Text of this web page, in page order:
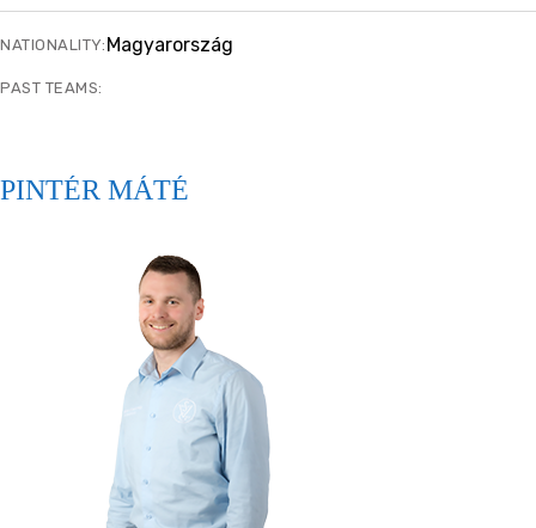
NATIONALITY: Magyarország
PAST TEAMS:
PINTÉR MÁTÉ